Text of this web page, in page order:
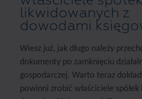
likwidowanych z
dowodami
Wiesz już, jak długo należy
dokumenty po zamknięciu
gospodarczej. Warto teraz
powinni zrobić właściciele